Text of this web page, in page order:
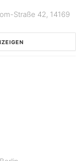
Straße 42, 14169